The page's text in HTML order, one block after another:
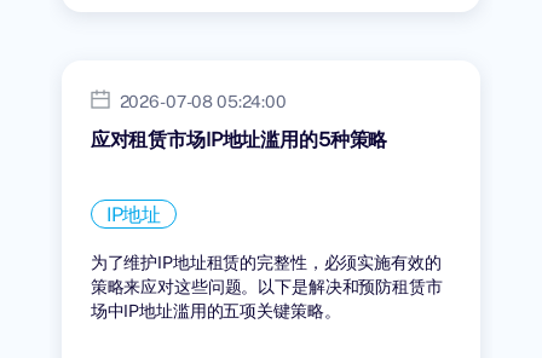
2026-07-08 05:24:00
应对租赁市场IP地址滥用的5种策略
IP地址
为了维护IP地址租赁的完整性，必须实施有效的
策略来应对这些问题。以下是解决和预防租赁市
场中IP地址滥用的五项关键策略。